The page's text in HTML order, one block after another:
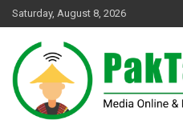
Skip
to
content
Saturday, August 8, 2026